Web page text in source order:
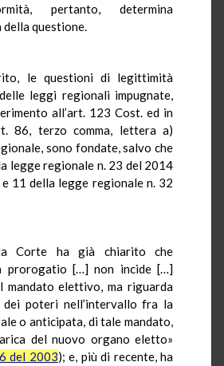
pertanto, determina
della questione.
le questioni di legittimità
leggi regionali impugnate,
all’art. 123 Cost. ed in
86, terzo comma, lettera a)
sono fondate, salvo che
legge regionale n. 23 del 2014
11 della legge regionale n. 32
Corte ha già chiarito che
prorogatio […] non incide […]
mandato elettivo, ma riguarda
dei poteri nell’intervallo fra la
o anticipata, di tale mandato,
del nuovo organo eletto»
del 2003); e, più di recente, ha